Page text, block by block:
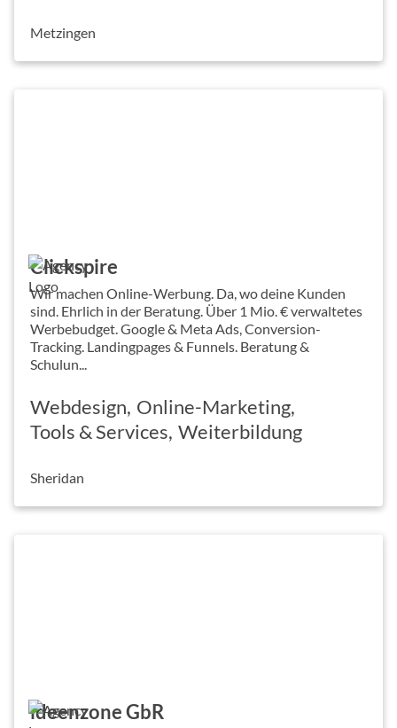
Metzingen
Clickspire
Wir machen Online-Werbung. Da, wo deine Kunden
sind. Ehrlich in der Beratung. Über 1 Mio. € verwaltetes
Werbebudget. Google & Meta Ads, Conversion-
Tracking. Landingpages & Funnels. Beratung &
Schulun...
Webdesign Online-Marketing
Tools & Services Weiterbildung
Sheridan
ideenzone GbR